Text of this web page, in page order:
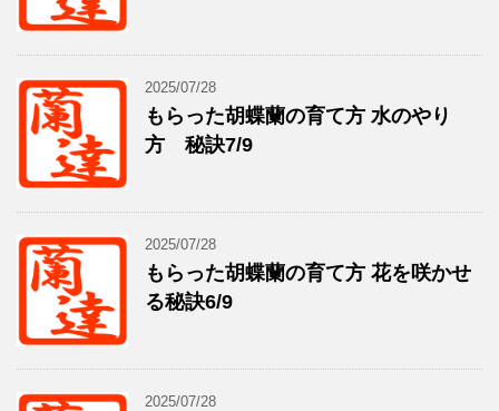
2025/07/28
もらった胡蝶蘭の育て方 水のやり
方 秘訣7/9
2025/07/28
もらった胡蝶蘭の育て方 花を咲かせ
る秘訣6/9
2025/07/28